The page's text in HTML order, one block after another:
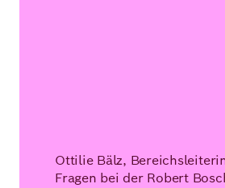
Ottilie Bälz,
Fragen bei der Robert